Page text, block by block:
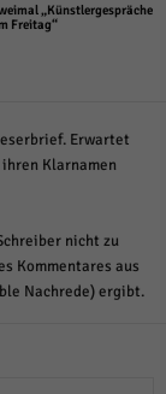
„Künstlergespräche
Freitag“
Erwartet
Klarnamen
nicht zu
Kommentares aus
Nachrede) ergibt.